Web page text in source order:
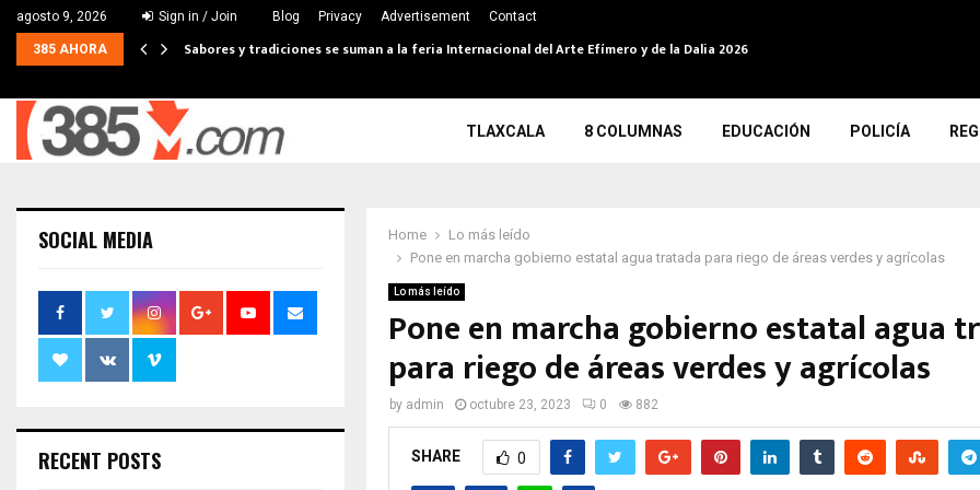
agosto 9, 2026 Sign in / Join Blog Privacy Advertisement Contact
385 AHORA Sabores y tradiciones se suman a la feria Internacional del Arte Efímero y de la Dalia 2026
TLAXCALA 8 COLUMNAS EDUCACIÓN POLICÍA
Home
Lo más leído
Pone en marcha gobierno estatal agua tratada para riego de áreas verdes y agrícolas
Lo más leído
Pone en marcha gobierno estatal agua
para riego de áreas verdes y agrícolas
by admin octubre 23, 2023 0 882
SHARE 0
SOCIAL MEDIA
RECENT POSTS